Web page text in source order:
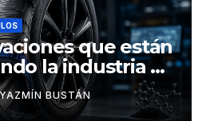
que están
la industria de
y redefinen el
BUSTÁN